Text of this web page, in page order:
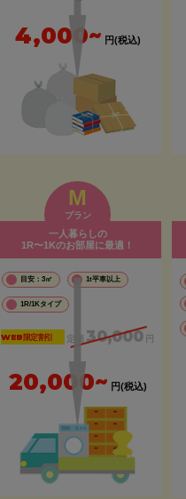
4,000~ 円(税込)
M
プラン
一人暮らしの
1R〜1Kのお部屋に最適！
目安：3㎡ 1t平車以上
1R/1Kタイプ
WEB限定割引 定価 30,000 円
20,000~ 円(税込)